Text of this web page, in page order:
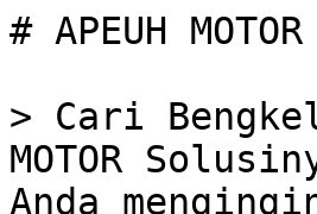
# APEUH MOTOR
> Cari
MOTOR
Anda